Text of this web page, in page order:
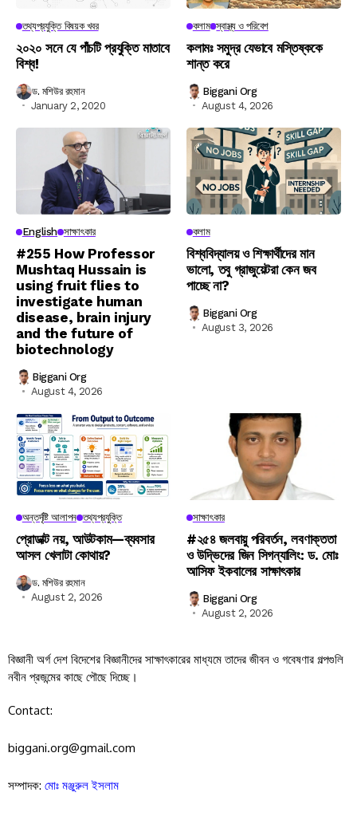
তথ্যপ্রযুক্তি বিষয়ক খবর
২০২০ সনে যে পাঁচটি প্রযুক্তি মাতাবে
বিশ্ব!
ড. মশিউর রহমান
January 2, 2020
কলাম স্বাস্থ্য ও পরিবেশ
কলামঃ সমুদ্র যেভাবে মস্তিষ্ককে
শান্ত করে
Biggani Org
August 4, 2026
English সাক্ষাৎকার
#255 How Professor
Mushtaq Hussain is
using fruit flies to
investigate human
disease, brain injury
and the future of
biotechnology
Biggani Org
August 4, 2026
কলাম
বিশ্ববিদ্যালয় ও শিক্ষার্থীদের মান
ভালো, তবু গ্রাজুয়েটরা কেন জব
পাচ্ছে না?
Biggani Org
August 3, 2026
অন্তর্দৃষ্টি আলাপন তথ্যপ্রযুক্তি
প্রোডাক্ট নয়, আউটকাম—ব্যবসার
আসল খেলাটা কোথায়?
ড. মশিউর রহমান
August 2, 2026
সাক্ষাৎকার
#২৫৪ জলবায়ু পরিবর্তন, লবণাক্ততা
ও উদ্ভিদের জিন সিগন্যালিং: ড. মোঃ
আসিফ ইকবালের সাক্ষাৎকার
Biggani Org
August 2, 2026
বিজ্ঞানী অর্গ দেশ বিদেশের বিজ্ঞানীদের সাক্ষাৎকারের মাধ্যমে তাদের জীবন ও গবেষণার গল্পগুলি
নবীন প্রজন্মের কাছে পৌছে দিচ্ছে।
Contact:
biggani.org@gmail.com
সম্পাদক: মোঃ মঞ্জুরুল ইসলাম